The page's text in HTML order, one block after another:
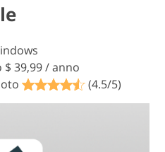
39,99 / anno
(4.5/5)